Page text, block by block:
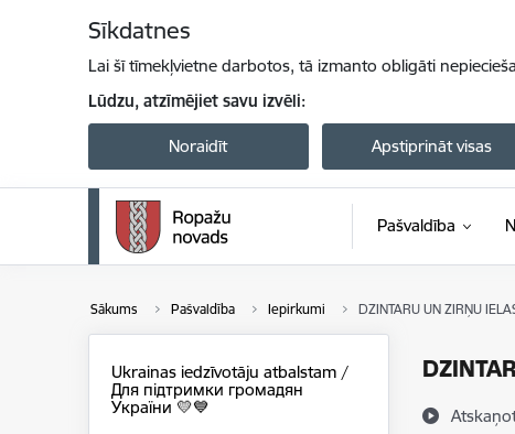
Sīkdatnes
Lai šī tīmekļvietne darbotos, tā izmanto obligāti
Lūdzu, atzīmējiet savu izvēli:
Noraidīt Apstiprināt visas
Pašvaldība
Sākums Pašvaldība Iepirkumi DZINTARU UN ZIRŅU
Ukrainas iedzīvotāju atbalstam /
Для підтримки громадян
України 💛💙